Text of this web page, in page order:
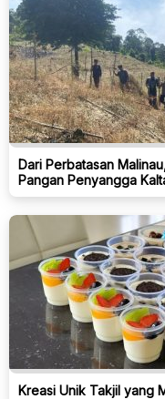
Dari Perbatasan
Pangan Penyangga
Kreasi Unik Takjil yang